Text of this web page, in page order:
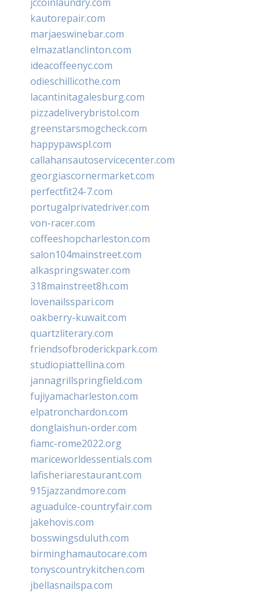
kautorepair.com
marjaeswinebar.com
elmazatlanclinton.com
ideacoffeenyc.com
odieschillicothe.com
lacantinitagalesburg.com
pizzadeliverybristol.com
greenstarsmogcheck.com
happypawspl.com
callahansautoservicecenter.com
georgiascornermarket.com
perfectfit24-7.com
portugalprivatedriver.com
von-racer.com
coffeeshopcharleston.com
salon104mainstreet.com
alkaspringswater.com
318mainstreet8h.com
lovenailsspari.com
oakberry-kuwait.com
quartzliterary.com
friendsofbroderickpark.com
studiopiattellina.com
jannagrillspringfield.com
fujiyamacharleston.com
elpatronchardon.com
donglaishun-order.com
fiamc-rome2022.org
mariceworldessentials.com
lafisheriarestaurant.com
915jazzandmore.com
aguadulce-countryfair.com
jakehovis.com
bosswingsduluth.com
birminghamautocare.com
tonyscountrykitchen.com
jbellasnailspa.com